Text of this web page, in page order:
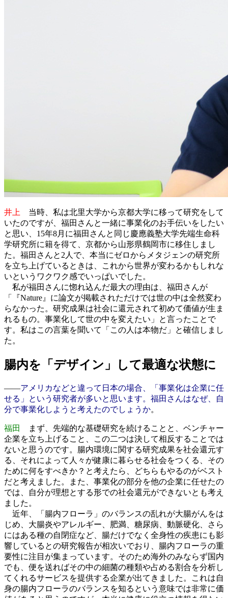
井上
当時、私は北里大学から京都大学に移って研究をして
いたのですが、福田さんと一緒に事業化のお手伝いをしたい
と思い、15年8月に福田さんと同じ慶應義塾大学先端生命科
学研究所に籍を得て、京都から山形県鶴岡市に移住しまし
た。福田さんと2人で、本当にゼロからメタジェンの研究所
を立ち上げているときは、これから世界が変わるかもしれな
いというワクワク感でいっぱいでした。
私が福田さんに惚れ込んだ最大の理由は、福田さんが
「『Nature』に論文が掲載されただけでは世の中は全然変わ
らなかった。研究成果は社会に還元されて初めて価値が生ま
れるもの。事業化して世の中を変えたい」と言ったことで
す。私はこの言葉を聞いて「この人は本物だ」と確信しまし
た。
腸内を「デザイン」して最適な状態に
――アメリカなどと違って日本の場合、「事業化は企業に任
せる」という研究者が多いと思います。福田さんはなぜ、自
分で事業化しようと考えたのでしょうか。
福田
まず、先端的な基礎研究を続けることと、ベンチャー
企業を立ち上げること、この二つは決して相反することでは
ないと思うのです。腸内環境に関する研究成果を社会還元す
る、それによって人々が健康に暮らせる社会をつくる、その
ために何をすべきか？と考えたら、どちらもやるのがベスト
だと考えました。また、事業化の部分を他の企業に任せたの
では、自分が理想とする形での社会還元ができないとも考え
ました。
近年、「腸内フローラ」のバランスの乱れが大腸がんをは
じめ、大腸炎やアレルギー、肥満、糖尿病、動脈硬化、さら
にはある種の自閉症など、腸だけでなく全身性の疾患にも影
響しているとの研究報告が相次いでおり、腸内フローラの重
要性に注目が集まっています。そのため海外のみならず国内
でも、便を送ればその中の細菌の種類や占める割合を分析し
てくれるサービスを提供する企業が出てきました。これは自
身の腸内フローラのバランスを知るという意味では非常に価